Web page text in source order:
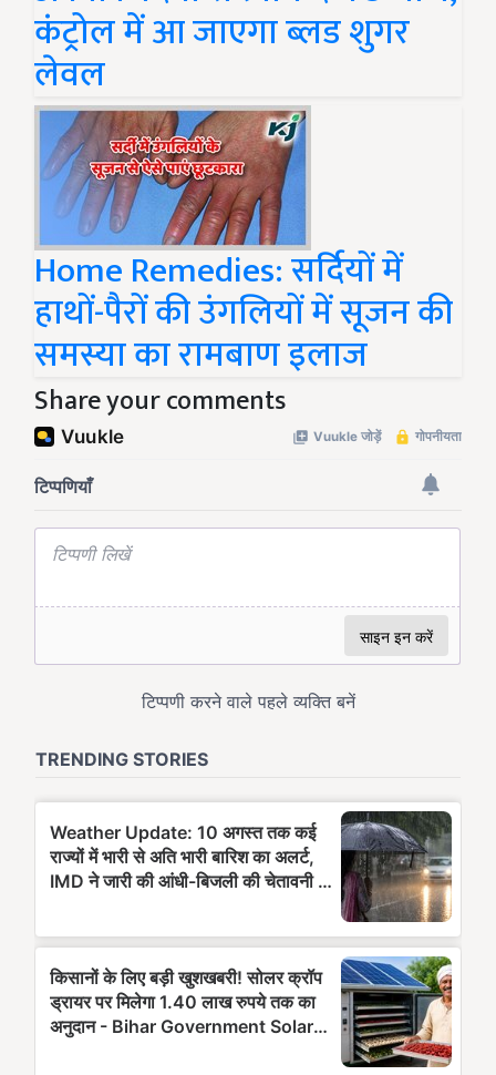
कंट्रोल में आ जाएगा ब्लड शुगर
लेवल
Home Remedies: सर्दियों में
हाथों-पैरों की उंगलियों में सूजन की
समस्या का रामबाण इलाज
Share your comments